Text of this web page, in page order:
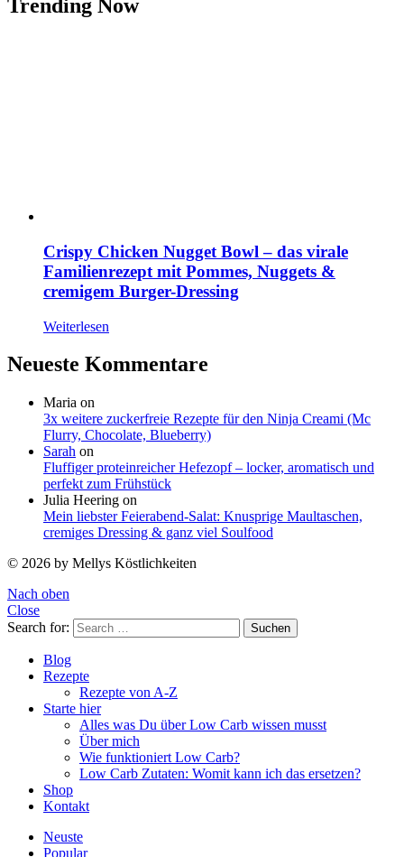
Trending Now
Crispy Chicken Nugget Bowl – das virale
Familienrezept mit Pommes, Nuggets &
cremigem Burger-Dressing
Weiterlesen
Neueste Kommentare
Maria on
3x weitere zuckerfreie Rezepte für den Ninja Creami (Mc
Flurry, Chocolate, Blueberry)
Sarah on
Fluffiger proteinreicher Hefezopf – locker, aromatisch und
perfekt zum Frühstück
Julia Heering on
Mein liebster Feierabend-Salat: Knusprige Maultaschen,
cremiges Dressing & ganz viel Soulfood
© 2026 by Mellys Köstlichkeiten
Nach oben
Close
Search for:
Suchen
Blog
Rezepte
Rezepte von A-Z
Starte hier
Alles was Du über Low Carb wissen musst
Über mich
Wie funktioniert Low Carb?
Low Carb Zutaten: Womit kann ich das ersetzen?
Shop
Kontakt
Neuste
Popular